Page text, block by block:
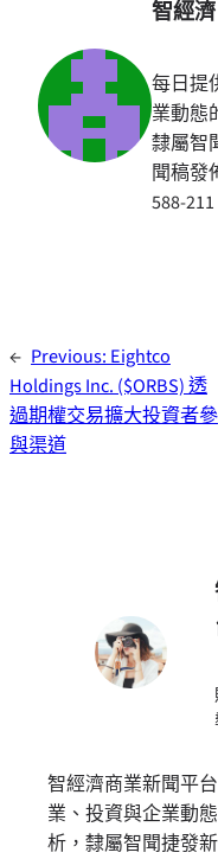
智經
每日提
業動態
隸屬智
聞稿發
588-211
← Previous: Eightco
Holdings Inc. ($ORBS) 透
過期權交易擴大投資者參
與渠道
智經濟商業新聞平
業、投資與企業動
析，隸屬智聞捷發